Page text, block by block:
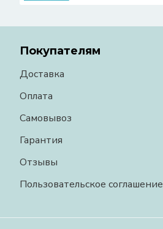
Покупателям
Доставка
Оплата
Самовывоз
Гарантия
Отзывы
Пользовательское соглашение